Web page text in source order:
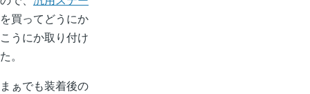
を買ってどうにか
こうにか取り付け
た。
まぁでも装着後の